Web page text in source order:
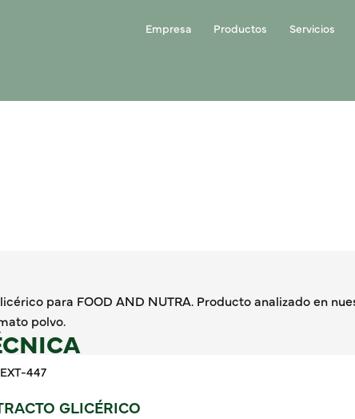
Empresa Productos Servicios
para FOOD AND NUTRA. Producto analizado en
polvo.
447
GLICÉRICO